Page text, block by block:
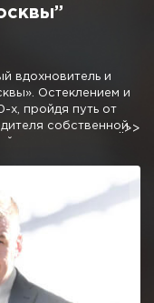
вдохновитель и
Остеклением и
х, пройдя путь от
собственной
цены, 50% скидки и
меня маркетологи,
нашей работы.
наш подход и
можно и нужно